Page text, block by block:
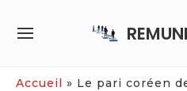
SITE
Accueil » Le pari coréen